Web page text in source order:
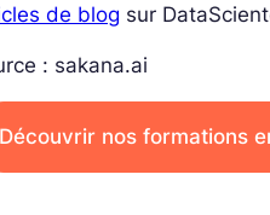
de blog sur
: sakana.ai
Découvrir nos formations